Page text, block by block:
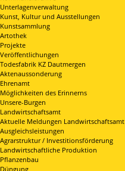
Unterlagenverwaltung
Kunst, Kultur und Ausstellungen
Kunstsammlung
Artothek
Projekte
Veröffentlichungen
Todesfabrik KZ Dautmergen
Aktenaussonderung
Ehrenamt
Möglichkeiten des Erinnerns
Unsere-Burgen
Landwirtschaftsamt
Aktuelle Meldungen Landwirtschaftsamt
Ausgleichsleistungen
Agrarstruktur / Investitionsförderung
Landwirtschaftliche Produktion
Pflanzenbau
Düngung